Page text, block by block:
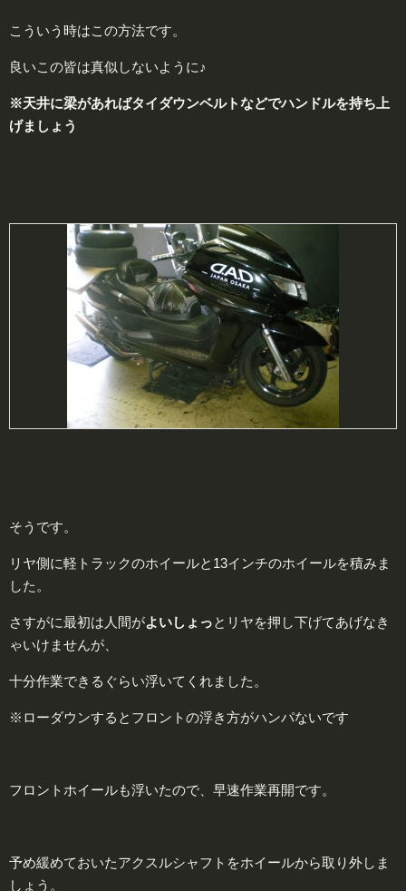
こういう時はこの方法です。
良いこの皆は真似しないように♪
※天井に梁があればタイダウンベルトなどでハンドルを持ち上
げましょう
そうです。
リヤ側に軽トラックのホイールと13インチのホイールを積みま
した。
さすがに最初は人間がよいしょっとリヤを押し下げてあげなき
ゃいけませんが、
十分作業できるぐらい浮いてくれました。
※ローダウンするとフロントの浮き方がハンパないです
フロントホイールも浮いたので、早速作業再開です。
予め緩めておいたアクスルシャフトをホイールから取り外しま
しょう。